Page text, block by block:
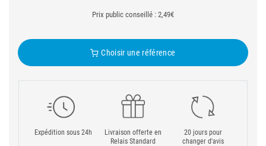
Prix public conseillé : 2,49€
Choisir une référence
Expédition sous 24h
Livraison offerte en
Relais Standard
20 jours pour
changer d'avis